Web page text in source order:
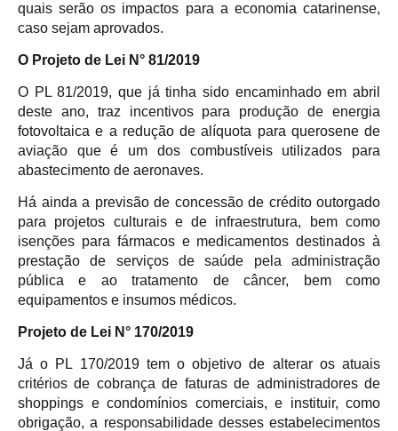
quais serão os impactos para a economia catarinense,
caso sejam aprovados.
O Projeto de Lei N° 81/2019
O PL 81/2019, que já tinha sido encaminhado em abril
deste ano, traz incentivos para produção de energia
fotovoltaica e a redução de alíquota para querosene de
aviação que é um dos combustíveis utilizados para
abastecimento de aeronaves.
Há ainda a previsão de concessão de crédito outorgado
para projetos culturais e de infraestrutura, bem como
isenções para fármacos e medicamentos destinados à
prestação de serviços de saúde pela administração
pública e ao tratamento de câncer, bem como
equipamentos e insumos médicos.
Projeto de Lei N° 170/2019
Já o PL 170/2019 tem o objetivo de alterar os atuais
critérios de cobrança de faturas de administradores de
shoppings e condomínios comerciais, e instituir, como
obrigação, a responsabilidade desses estabelecimentos